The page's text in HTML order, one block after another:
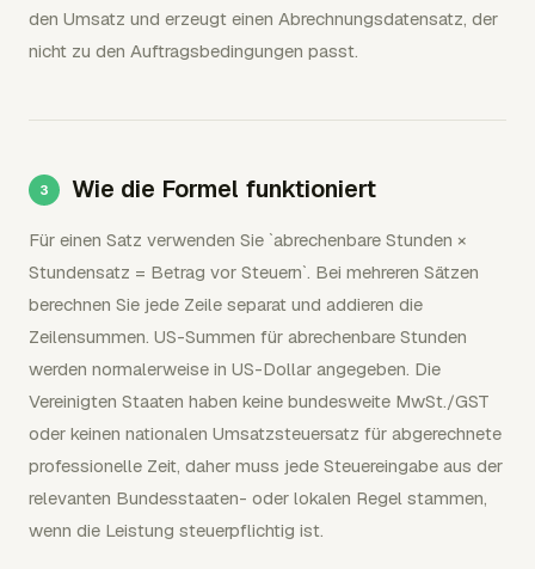
den Umsatz und erzeugt einen Abrechnungsdatensatz, der
nicht zu den Auftragsbedingungen passt.
Wie die Formel funktioniert
Für einen Satz verwenden Sie `abrechenbare Stunden ×
Stundensatz = Betrag vor Steuern`. Bei mehreren Sätzen
berechnen Sie jede Zeile separat und addieren die
Zeilensummen. US-Summen für abrechenbare Stunden
werden normalerweise in US-Dollar angegeben. Die
Vereinigten Staaten haben keine bundesweite MwSt./GST
oder keinen nationalen Umsatzsteuersatz für abgerechnete
professionelle Zeit, daher muss jede Steuereingabe aus der
relevanten Bundesstaaten- oder lokalen Regel stammen,
wenn die Leistung steuerpflichtig ist.